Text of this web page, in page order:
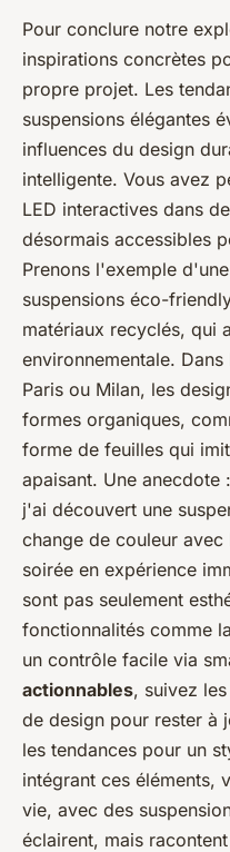
Pour conclure notre
inspirations concrètes
propre projet. Les
suspensions élégantes
influences du design
intelligente. Vous avez
LED interactives dans
désormais accessibles
Prenons l'exemple
suspensions éco-
matériaux recyclés, qui
environnementale.
Paris ou Milan, les
formes organiques,
forme de feuilles qui
apaisant. Une
j'ai découvert une
change de couleur
soirée en expérience
sont pas seulement
fonctionnalités comme
un contrôle facile via
actionnables, suivez
de design pour rester à
les tendances pour un
intégrant ces éléments,
vie, avec des
éclairent, mais